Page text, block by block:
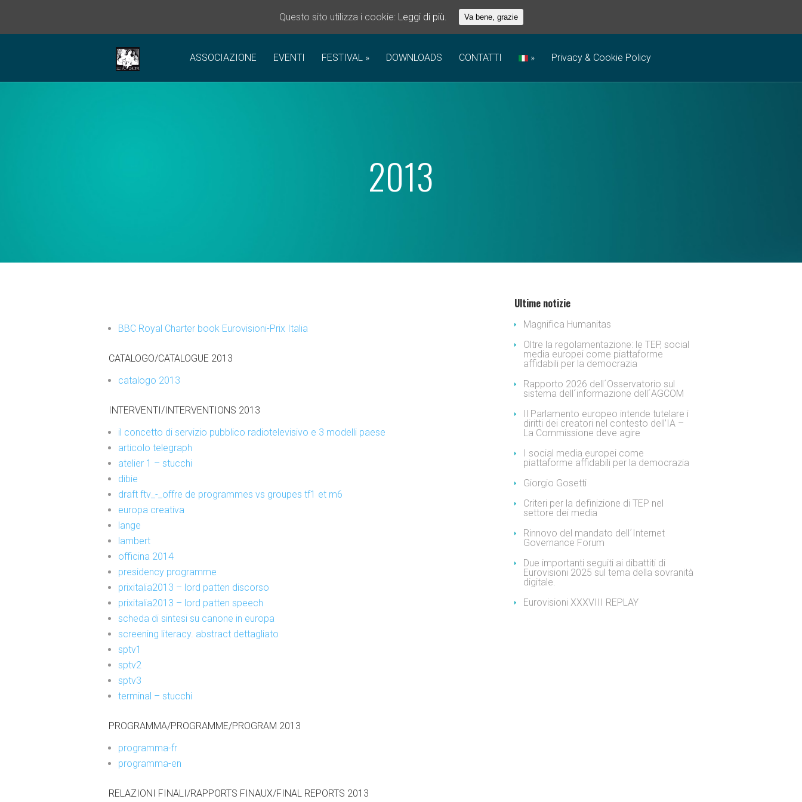
ASSOCIAZIONE EVENTI FESTIVAL DOWNLOADS CONTATTI Privacy & Cookie Policy
2013
BBC Royal Charter book Eurovisioni-Prix Italia
CATALOGO/CATALOGUE 2013
catalogo 2013
INTERVENTI/INTERVENTIONS 2013
il concetto di servizio pubblico radiotelevisivo e 3 modelli paese
articolo telegraph
atelier 1 – stucchi
dibie
draft ftv_-_offre de programmes vs groupes tf1 et m6
europa creativa
lange
lambert
officina 2014
presidency programme
prixitalia2013 – lord patten discorso
prixitalia2013 – lord patten speech
scheda di sintesi su canone in europa
screening literacy. abstract dettagliato
sptv1
sptv2
sptv3
terminal – stucchi
PROGRAMMA/PROGRAMME/PROGRAM 2013
programma-fr
programma-en
RELAZIONI FINALI/RAPPORTS FINAUX/FINAL REPORTS 2013
Ultime notizie
Magnifica Humanitas
Oltre la regolamentazione: le TEP, social
media europei come piattaforme
affidabili per la democrazia
Rapporto 2026 dell´Osservatorio sul
sistema dell´informazione dell´AGCOM
Il Parlamento europeo intende tutelare i
diritti dei creatori nel contesto dell’IA –
La Commissione deve agire
I social media europei come
piattaforme affidabili per la democrazia
Giorgio Gosetti
Criteri per la definizione di TEP nel
settore dei media
Rinnovo del mandato dell´Internet
Governance Forum
Due importanti seguiti ai dibattiti di
Eurovisioni 2025 sul tema della sovranità
digitale.
Eurovisioni XXXVIII REPLAY
Questo sito utilizza i cookie: Leggi di più. Va bene, grazie